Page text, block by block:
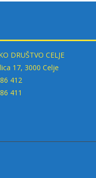
DRUŠTVO CELJE
17, 3000 Celje
412
411